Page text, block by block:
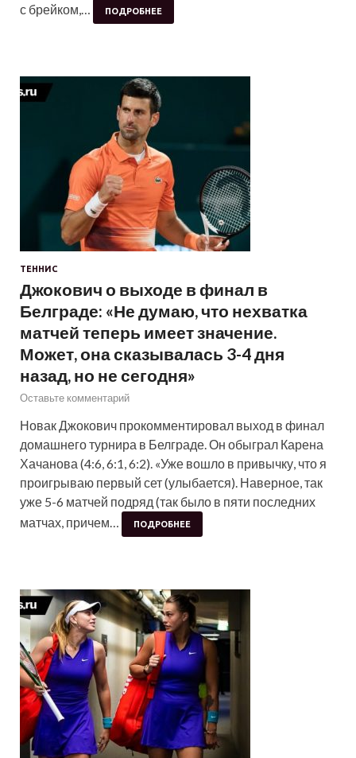
с брейком,…
ПОДРОБНЕЕ
ТЕННИС
Джокович о выходе в финал в
Белграде: «Не думаю, что нехватка
матчей теперь имеет значение.
Может, она сказывалась 3-4 дня
назад, но не сегодня»
Оставьте комментарий
Новак Джокович прокомментировал выход в финал
домашнего турнира в Белграде. Он обыграл Карена
Хачанова (4:6, 6:1, 6:2). «Уже вошло в привычку, что я
проигрываю первый сет (улыбается). Наверное, так
уже 5-6 матчей подряд (так было в пяти последних
матчах, причем…
ПОДРОБНЕЕ